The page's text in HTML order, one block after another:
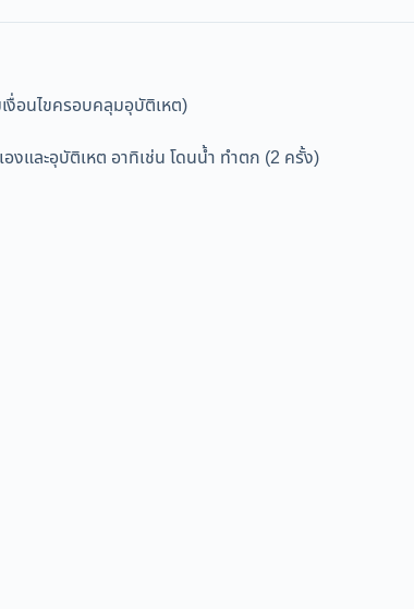
งื่อนไขครอบคลุมอุบัติเหต)
งและอุบัติเหต อาทิเช่น โดนน้ำ ทำตก (2 ครั้ง)